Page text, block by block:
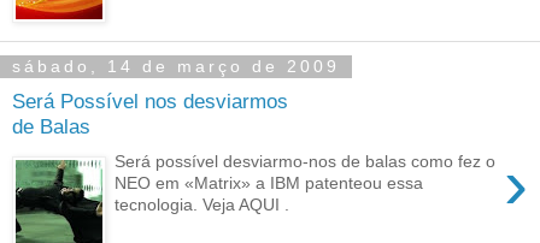
sábado, 14 de março de 2009
Será Possível nos desviarmos
de Balas
›
Será possível desviarmo-nos de balas como fez o
NEO em «Matrix» a IBM patenteou essa
tecnologia. Veja AQUI .